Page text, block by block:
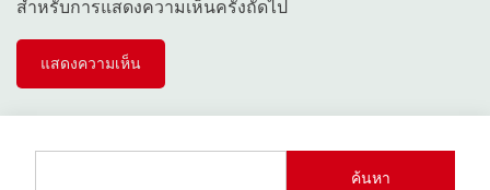
สำหรับการแสดงความเห็นครั้งถัดไป
ค้นหา